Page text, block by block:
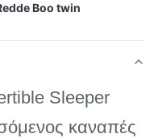
Boo twin
Sleeper
καναπές